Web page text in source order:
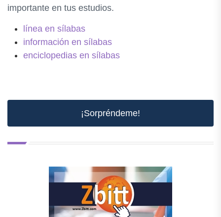
importante en tus estudios.
línea en sílabas
información en sílabas
enciclopedias en sílabas
¡Sorpréndeme!